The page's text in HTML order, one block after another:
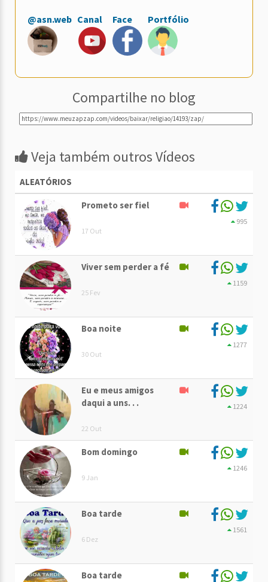
@asn.web Canal Face Portfólio
Compartilhe no blog
Veja também outros Vídeos
ALEATÓRIOS
Prometo ser fiel
17 Out
995
Viver sem perder a fé
25 Fev
1159
Boa noite
30 Out
1277
Eu e meus amigos
daqui a uns. . .
22 Out
1224
Bom domingo
9 Jan
1246
Boa tarde
6 Dez
1561
Boa tarde